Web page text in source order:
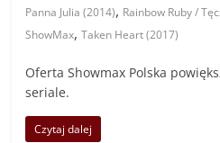
Panna Julia (2014), Rainbow Ruby /
ShowMax,Taken Heart (2017)
Oferta Showmax Polska
seriale.
Czytaj dalej